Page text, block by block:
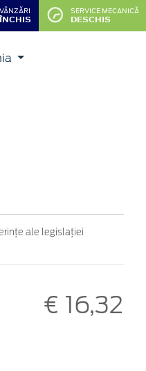
VÂNZĂRI
ÎNCHIS
SERVICE MECANICĂ
DESCHIS
ale legislației
€ 16,32